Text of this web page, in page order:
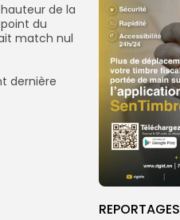
REPORTAGES
hauteur de la
du
match nul
dernière